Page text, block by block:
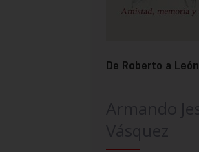
De Roberto a León